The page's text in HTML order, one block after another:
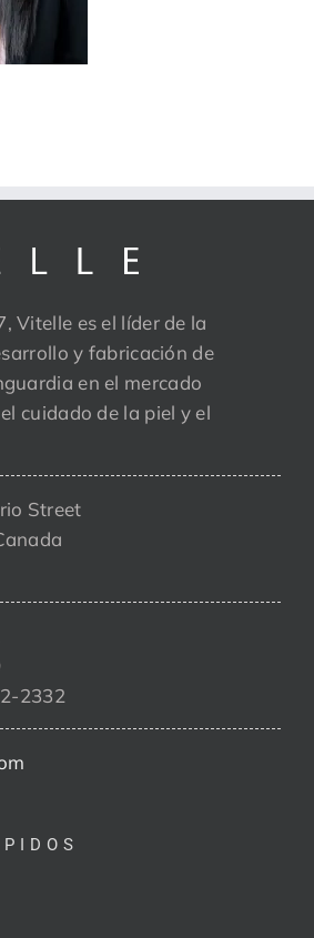
Vitelle es el líder de la
y fabricación de
en el mercado
cuidado de la piel y el
Street
2332